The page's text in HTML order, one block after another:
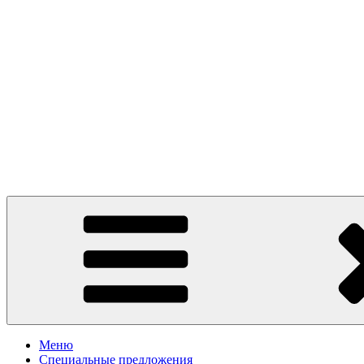
Presto Pizza Klin
маленькая Италия в Клину
Меню
Специальные предложения